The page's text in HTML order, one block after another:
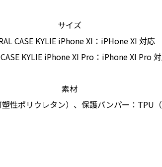
サイズ
CASE KYLIE iPhone XI：iPHone XI 対応
KYLIE iPhone XI Pro：iPhone XI Pro
素材
性ポリウレタン）、保護バンパー：TPU（